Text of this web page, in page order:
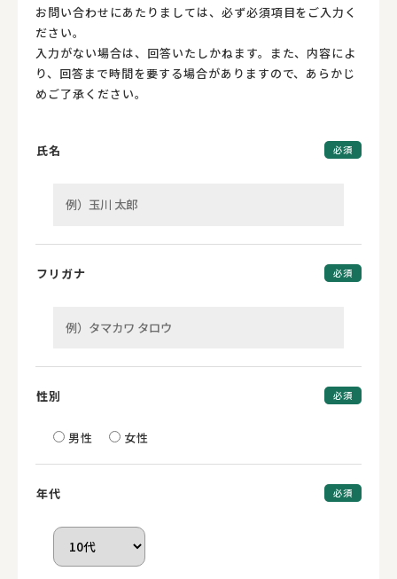
お問い合わせにあたりましては、必ず必須項目をご入力く
ださい。
入力がない場合は、回答いたしかねます。また、内容によ
り、回答まで時間を要する場合がありますので、あらかじ
めご了承ください。
氏名 必須
フリガナ 必須
性別 必須
男性 女性
年代 必須